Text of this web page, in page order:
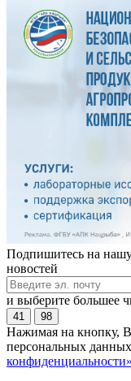
Подпишитесь на нашу
новостей
и выберите большее
41 98
Нажимая на кнопку,
персональных
конфиденциальности»